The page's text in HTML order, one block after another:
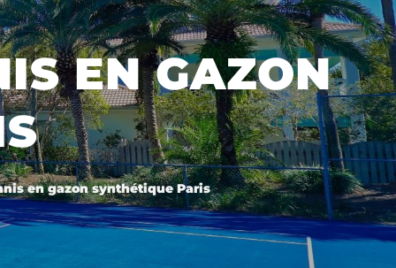
EN GAZON
en gazon synthétique Paris